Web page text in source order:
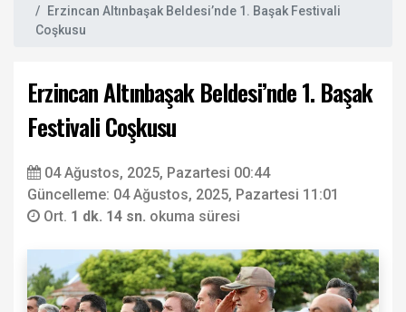
Erzincan Altınbaşak Beldesi’nde 1. Başak Festivali
Coşkusu
Erzincan Altınbaşak Beldesi’nde 1. Başak
Festivali Coşkusu
04 Ağustos, 2025, Pazartesi 00:44
Güncelleme: 04 Ağustos, 2025, Pazartesi 11:01
Ort. 1 dk. 14 sn. okuma süresi